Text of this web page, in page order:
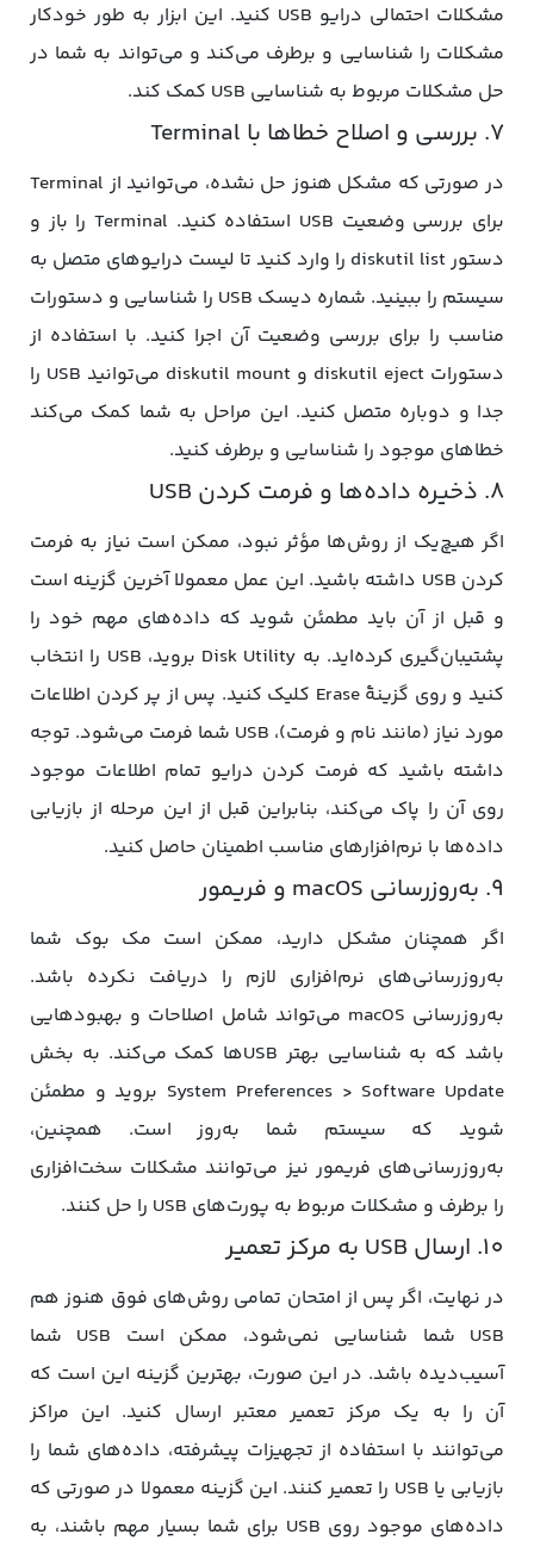
مشکلات احتمالی درایو USB کنید. این ابزار به طور خودکار
مشکلات را شناسایی و برطرف می‌کند و می‌تواند به شما در
حل مشکلات مربوط به شناسایی USB کمک کند.
7. بررسی و اصلاح خطاها با Terminal
در صورتی که مشکل هنوز حل نشده، می‌توانید از Terminal
برای بررسی وضعیت USB استفاده کنید. Terminal را باز و
دستور diskutil list را وارد کنید تا لیست درایوهای متصل به
سیستم را ببینید. شماره دیسک USB را شناسایی و دستورات
مناسب را برای بررسی وضعیت آن اجرا کنید. با استفاده از
دستورات diskutil eject و diskutil mount می‌توانید USB را
جدا و دوباره متصل کنید. این مراحل به شما کمک می‌کند
خطاهای موجود را شناسایی و برطرف کنید.
8. ذخیره داده‌ها و فرمت کردن USB
اگر هیچ‌یک از روش‌ها مؤثر نبود، ممکن است نیاز به فرمت
کردن USB داشته باشید. این عمل معمولا آخرین گزینه است
و قبل از آن باید مطمئن شوید که داده‌های مهم خود را
پشتیبان‌گیری کرده‌اید. به Disk Utility بروید، USB را انتخاب
کنید و روی گزینۀ Erase کلیک کنید. پس از پر کردن اطلاعات
مورد نیاز (مانند نام و فرمت)، USB شما فرمت می‌شود. توجه
داشته باشید که فرمت کردن درایو تمام اطلاعات موجود
روی آن را پاک می‌کند، بنابراین قبل از این مرحله از بازیابی
داده‌ها با نرم‌افزارهای مناسب اطمینان حاصل کنید.
9. به‌روزرسانی macOS و فریمور
اگر همچنان مشکل دارید، ممکن است مک بوک شما
به‌روزرسانی‌های نرم‌افزاری لازم را دریافت نکرده باشد.
به‌روزرسانی macOS می‌تواند شامل اصلاحات و بهبودهایی
باشد که به شناسایی بهتر USB‌ها کمک می‌کند. به بخش
System Preferences > Software Update بروید و مطمئن
شوید که سیستم شما به‌روز است. همچنین،
به‌روزرسانی‌های فریمور نیز می‌توانند مشکلات سخت‌افزاری
را برطرف و مشکلات مربوط به پورت‌های USB را حل کنند.
10. ارسال USB به مرکز تعمیر
در نهایت، اگر پس از امتحان تمامی روش‌های فوق هنوز هم
USB شما شناسایی نمی‌شود، ممکن است USB شما
آسیب‌دیده باشد. در این صورت، بهترین گزینه این است که
آن را به یک مرکز تعمیر معتبر ارسال کنید. این مراکز
می‌توانند با استفاده از تجهیزات پیشرفته، داده‌های شما را
بازیابی یا USB را تعمیر کنند. این گزینه معمولا در صورتی که
داده‌های موجود روی USB برای شما بسیار مهم باشند، به